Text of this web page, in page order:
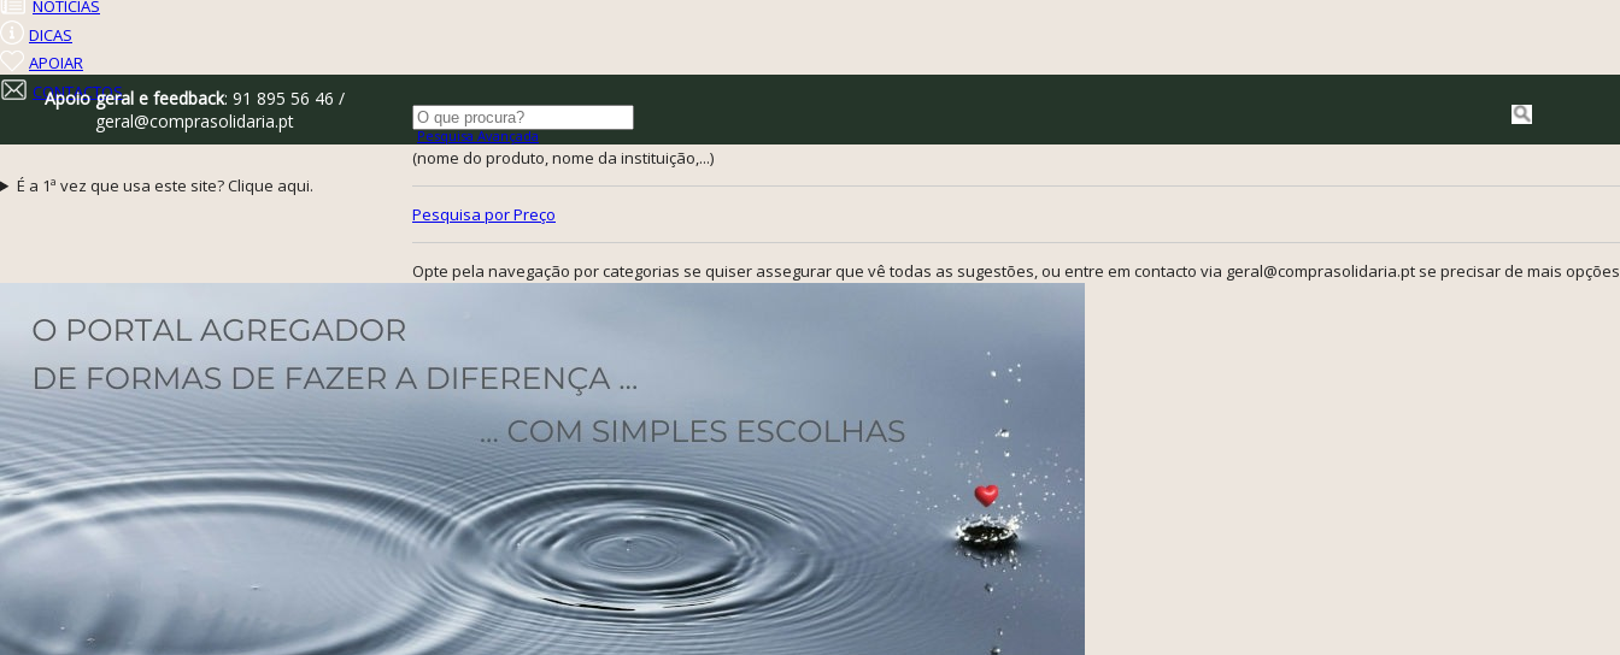
NOTÍCIAS
DICAS
APOIAR
CONTACTOS
Pesquisa Avançada
(nome do produto, nome da instituição,...)
Pesquisa por Preço
Opte pela navegação por categorias se quiser assegurar que vê todas as sugestões, ou entre em contacto via geral@comprasolidaria.pt se precisar de mais opções
Apoio geral e feedback: 91 895 56 46 /
geral@comprasolidaria.pt
É a 1ª vez que usa este site? Clique aqui.